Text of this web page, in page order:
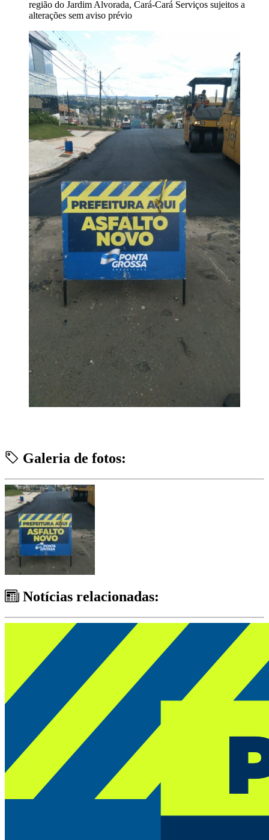
região do Jardim Alvorada, Cará-Cará Serviços sujeitos a
alterações sem aviso prévio
Galeria de fotos:
Notícias relacionadas: